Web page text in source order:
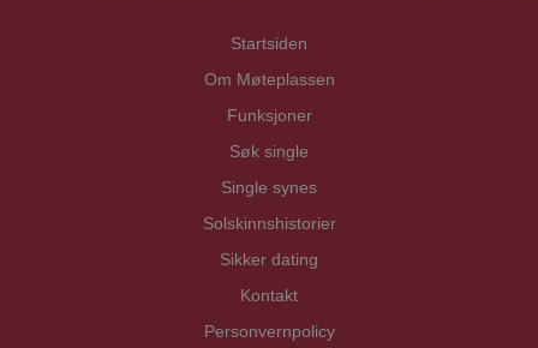
Startsiden
Om Møteplassen
Funksjoner
Søk single
Single synes
Solskinnshistorier
Sikker dating
Kontakt
Personvernpolicy